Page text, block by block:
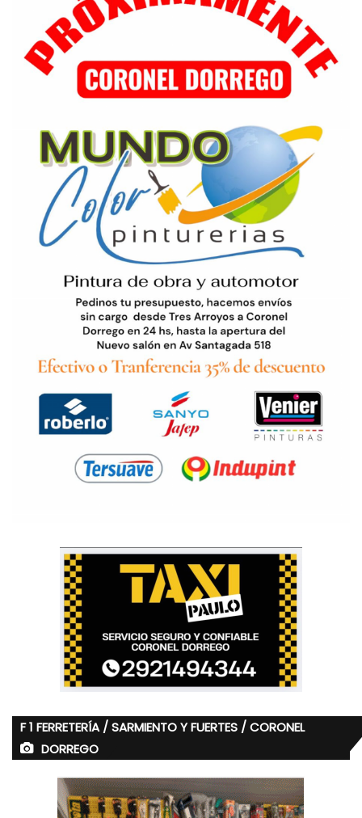
F 1 FERRETERÍA / SARMIENTO Y FUERTES / CORONEL
DORREGO